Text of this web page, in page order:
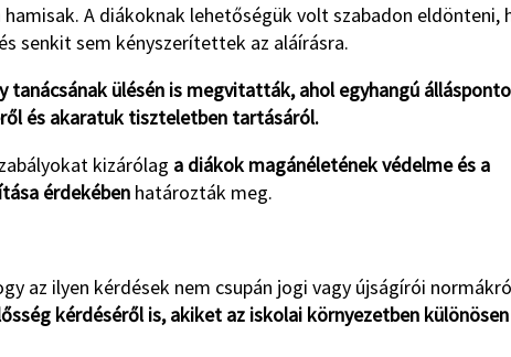
A diákoknak lehetőségük volt szabadon eldönteni,
senkit sem kényszerítettek az aláírásra.
tanácsának ülésén is megvitatták, ahol egyhangú
és akaratuk tiszteletben tartásáról.
kizárólag a diákok magánéletének védelme és a
érdekében határozták meg.
az ilyen kérdések nem csupán jogi vagy újságírói
kérdéséről is, akiket az iskolai környezetben különösen